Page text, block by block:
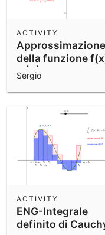
Probability and
Community Resources
Get started with our
Notes
App Downloads
Get started with the
Approssimazione
della funzione
= |x| con i suoi
polinomi
trigonometrici di
grado n = 1,...,9.
ACTIVITY
Sergio
ENG-Integrale
definito di
ACTIVITY